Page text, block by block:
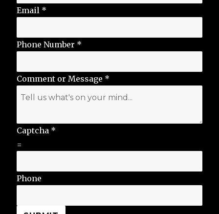
Email *
Phone Number *
Comment or Message *
Captcha *
=
Phone